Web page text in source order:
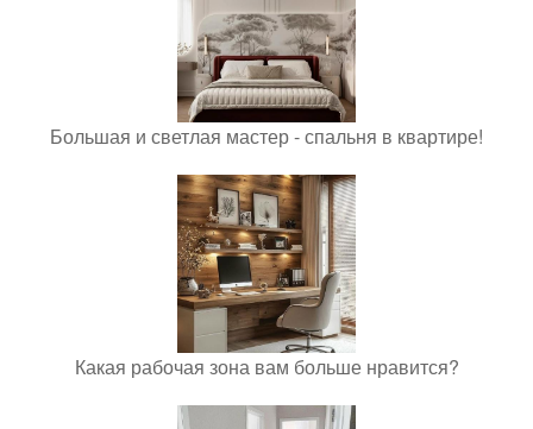
Большая и светлая мастер - спальня в квартире!
Какая рабочая зона вам больше нравится?